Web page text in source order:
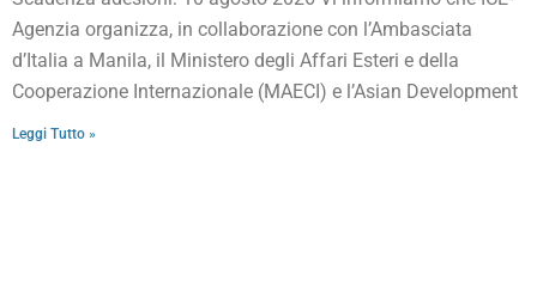
Agenzia organizza, in collaborazione con l’Ambasciata
d’Italia a Manila, il Ministero degli Affari Esteri e della
Cooperazione Internazionale (MAECI) e l’Asian Development
Leggi Tutto »